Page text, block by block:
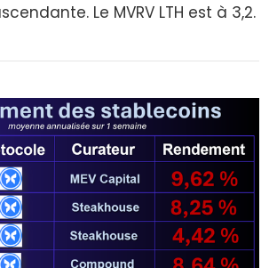
Le MVRV LTH est à 3,2.